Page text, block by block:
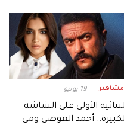
19 يونيو
الأولى على الشاشة
أحمد العوضي ومي